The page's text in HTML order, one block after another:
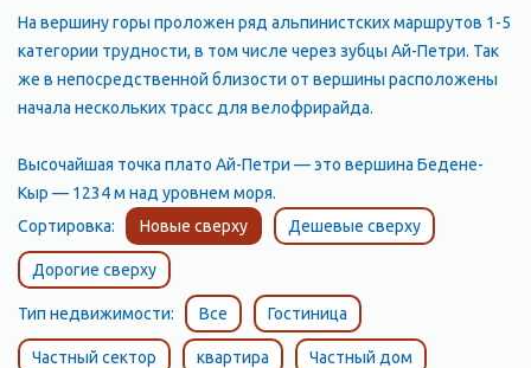
На вершину горы проложен ряд альпинистских маршрутов 1-5
категории трудности, в том числе через зубцы Ай-Петри. Так
же в непосредственной близости от вершины расположены
начала нескольких трасс для велофрирайда.
Высочайшая точка плато Ай-Петри — это вершина Бедене-
Кыр — 1234 м над уровнем моря.
Сортировка:
Новые сверху Дешевые сверху
Дорогие сверху
Тип недвижимости: Все Гостиница
Частный сектор квартира Частный дом